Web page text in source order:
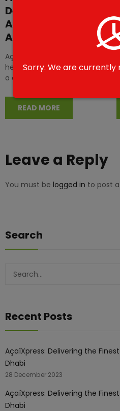
Delivering the Finest
Açaí Experience in
Abu Dhabi
AçaíXpress, established in the
heart of Abu Dhabi in 2014, is
a company born out of a
READ MORE
Leave a Reply
You must be logged in to post
Search
Search
Recent Posts
AçaíXpress: Delivering the
Dhabi
28 December 2023
AçaíXpress: Delivering the
Dhabi
Sorry. We are